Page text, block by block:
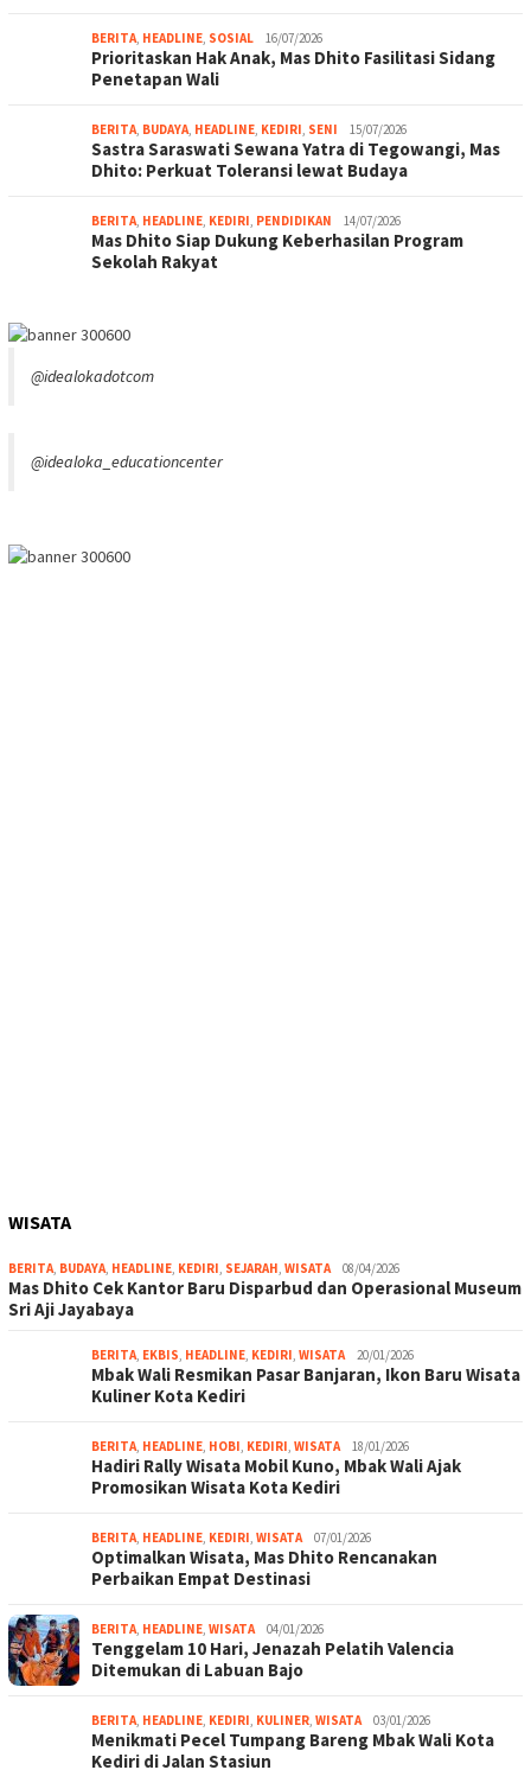
BERITA, HEADLINE, SOSIAL 16/07/2026
Prioritaskan Hak Anak, Mas Dhito Fasilitasi Sidang
Penetapan Wali
BERITA, BUDAYA, HEADLINE, KEDIRI, SENI 15/07/2026
Sastra Saraswati Sewana Yatra di Tegowangi, Mas
Dhito: Perkuat Toleransi lewat Budaya
BERITA, HEADLINE, KEDIRI, PENDIDIKAN 14/07/2026
Mas Dhito Siap Dukung Keberhasilan Program
Sekolah Rakyat
@idealokadotcom
@idealoka_educationcenter
WISATA
BERITA, BUDAYA, HEADLINE, KEDIRI, SEJARAH, WISATA 08/04/2026
Mas Dhito Cek Kantor Baru Disparbud dan Operasional Museum
Sri Aji Jayabaya
BERITA, EKBIS, HEADLINE, KEDIRI, WISATA 20/01/2026
Mbak Wali Resmikan Pasar Banjaran, Ikon Baru Wisata
Kuliner Kota Kediri
BERITA, HEADLINE, HOBI, KEDIRI, WISATA 18/01/2026
Hadiri Rally Wisata Mobil Kuno, Mbak Wali Ajak
Promosikan Wisata Kota Kediri
BERITA, HEADLINE, KEDIRI, WISATA 07/01/2026
Optimalkan Wisata, Mas Dhito Rencanakan
Perbaikan Empat Destinasi
BERITA, HEADLINE, WISATA 04/01/2026
Tenggelam 10 Hari, Jenazah Pelatih Valencia
Ditemukan di Labuan Bajo
BERITA, HEADLINE, KEDIRI, KULINER, WISATA 03/01/2026
Menikmati Pecel Tumpang Bareng Mbak Wali Kota
Kediri di Jalan Stasiun